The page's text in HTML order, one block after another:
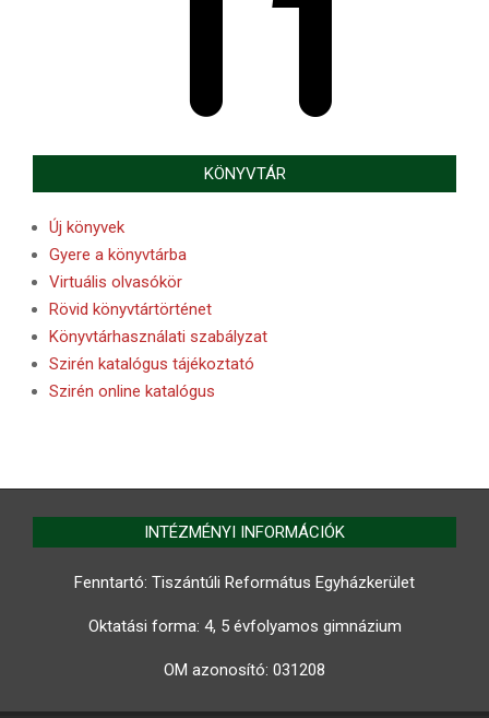
KÖNYVTÁR
Új könyvek
Gyere a könyvtárba
Virtuális olvasókör
Rövid könyvtártörténet
Könyvtárhasználati szabályzat
Szirén katalógus tájékoztató
Szirén online katalógus
INTÉZMÉNYI INFORMÁCIÓK
Fenntartó: Tiszántúli Református Egyházkerület
Oktatási forma: 4, 5 évfolyamos gimnázium
OM azonosító: 031208